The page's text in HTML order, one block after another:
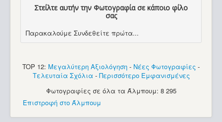
Στείλτε αυτήν την Φωτογραφία σε κάποιο φίλο
σας
Παρακαλούμε Συνδεθείτε πρώτα...
TOP 12: Μεγαλύτερη Αξιολόγηση - Νέες Φωτογραφίες -
Τελευταία Σχόλια - Περισσότερο Εμφανισμένες
Φωτογραφίες σε όλα τα Άλμπουμ: 8 295
Επιστροφή στο Άλμπουμ